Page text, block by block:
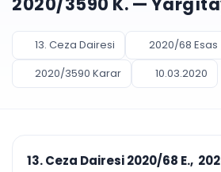
Tebligatları anında
PLANLAMA & TAKİP
Pano ve Takip
Duruşma ve görev
takvimi
Ücretsiz Başlayın
13. Ceza Dairesi
2020/68 Esas
2020/3590 Karar
10.03.2020
13. Ceza Dairesi 2020/68 E.,